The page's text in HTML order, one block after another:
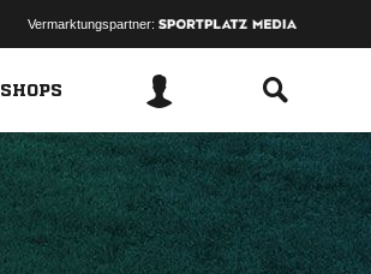
Vermarktungspartner:
SHOPS